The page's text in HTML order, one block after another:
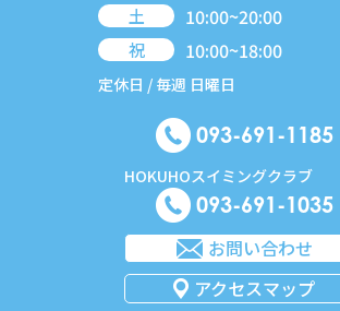
土 10:00~20:00
祝 10:00~18:00
定休日 / 毎週 日曜日
093-691-1185
HOKUHOスイミングクラブ
093-691-1035
お問い合わせ
アクセスマップ